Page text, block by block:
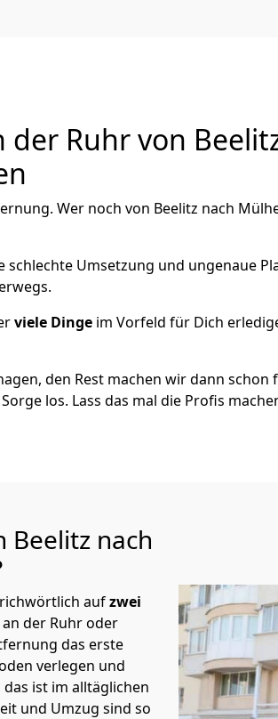
Ruhr von
Wer noch von Beelitz nach
Umsetzung und ungenaue
viele Dinge im Vorfeld für Dich
den Rest machen wir dann
los. Lass das mal die Profis
Beelitz nach
aufzwei
der Ruhr oder
das erste
verlegen und
ist im alltäglichen
und Umzug sind so